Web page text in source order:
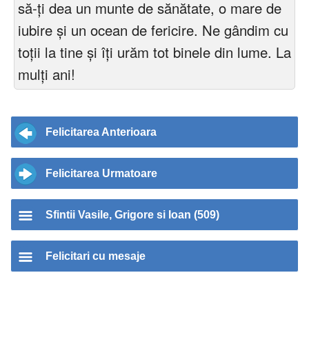
să-ți dea un munte de sănătate, o mare de
iubire și un ocean de fericire. Ne gândim cu
toții la tine și îți urăm tot binele din lume. La
mulți ani!
Felicitarea Anterioara
Felicitarea Urmatoare
Sfintii Vasile, Grigore si Ioan (509)
Felicitari cu mesaje